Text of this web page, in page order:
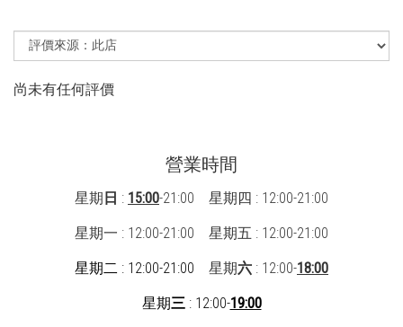
尚未有任何評價
營業時間
星期 日 : 15:00-21:00 星期四 : 12:00-21:00
星期一 : 12:00-21:00 星期五 : 12:00-21:00
星期二 : 12:00-21:00 星期六 : 12:00-18:00
星期三: 12:00-19:00